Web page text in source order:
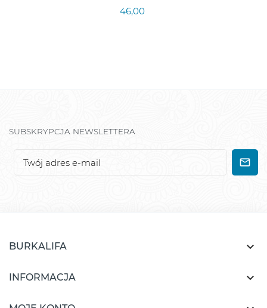
46,00
SUBSKRYPCJA NEWSLETTERA
BURKALIFA 
INFORMACJA 